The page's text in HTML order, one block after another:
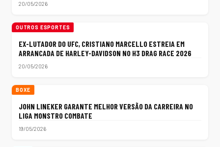
20/05/2026
OUTROS ESPORTES
EX-LUTADOR DO UFC, CRISTIANO MARCELLO ESTREIA EM
ARRANCADA DE HARLEY-DAVIDSON NO H3 DRAG RACE 2026
20/05/2026
BOXE
JOHN LINEKER GARANTE MELHOR VERSÃO DA CARREIRA NO
LIGA MONSTRO COMBATE
19/05/2026